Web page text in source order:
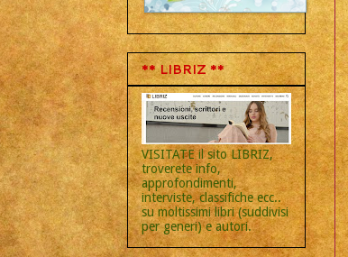
** LIBRIZ **
VISITATE il sito LIBRIZ,
troverete info,
approfondimenti,
interviste, classifiche ecc..
su moltissimi libri (suddivisi
per generi) e autori.